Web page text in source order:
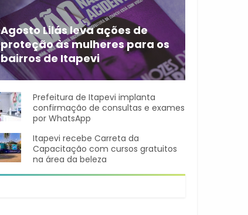
Agosto Lilás leva ações de
proteção às mulheres para os
bairros de Itapevi
Durante o mês de agosto,
Prefeitura de Itapevi implanta
confirmação de consultas e exames
por WhatsApp
Itapevi recebe Carreta da
Capacitação com cursos gratuitos
na área da beleza